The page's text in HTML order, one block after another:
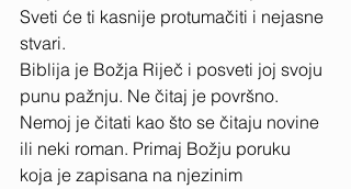
Sveti će ti kasnije protumačiti i nejasne
stvari.
Biblija je Božja Riječ i posveti joj svoju
punu pažnju. Ne čitaj je površno.
Nemoj je čitati kao što se čitaju novine
ili neki roman. Primaj Božju poruku
koja je zapisana na njezinim